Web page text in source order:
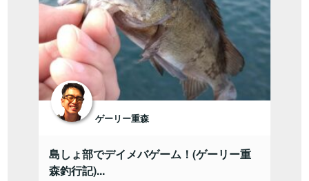
ゲーリー重森
島しょ部でデイメバゲーム！(ゲーリー重
森釣行記)...